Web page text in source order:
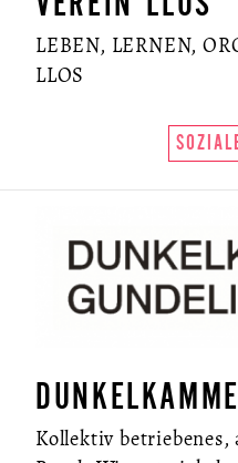
LEBEN, LERNEN,
LLOS
Kollektiv